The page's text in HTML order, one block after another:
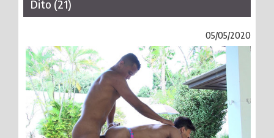
Dito (21)
05/05/2020